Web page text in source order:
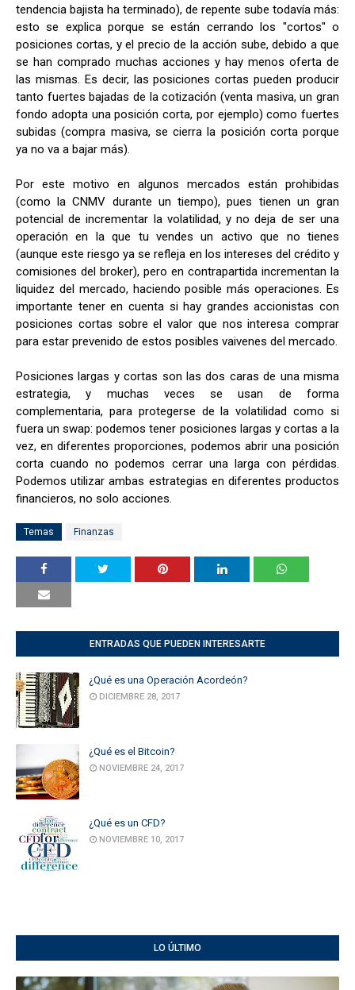
tendencia bajista ha terminado), de repente sube todavía más:
esto se explica porque se están cerrando los "cortos" o
posiciones cortas, y el precio de la acción sube, debido a que
se han comprado muchas acciones y hay menos oferta de
las mismas. Es decir, las posiciones cortas pueden producir
tanto fuertes bajadas de la cotización (venta masiva, un gran
fondo adopta una posición corta, por ejemplo) como fuertes
subidas (compra masiva, se cierra la posición corta porque
ya no va a bajar más).
Por este motivo en algunos mercados están prohibidas
(como la CNMV durante un tiempo), pues tienen un gran
potencial de incrementar la volatilidad, y no deja de ser una
operación en la que tu vendes un activo que no tienes
(aunque este riesgo ya se refleja en los intereses del crédito y
comisiones del broker), pero en contrapartida incrementan la
liquidez del mercado, haciendo posible más operaciones. Es
importante tener en cuenta si hay grandes accionistas con
posiciones cortas sobre el valor que nos interesa comprar
para estar prevenido de estos posibles vaivenes del mercado.
Posiciones largas y cortas son las dos caras de una misma
estrategia, y muchas veces se usan de forma
complementaria, para protegerse de la volatilidad como si
fuera un swap: podemos tener posiciones largas y cortas a la
vez, en diferentes proporciones, podemos abrir una posición
corta cuando no podemos cerrar una larga con pérdidas.
Podemos utilizar ambas estrategias en diferentes productos
financieros, no solo acciones.
Temas Finanzas
ENTRADAS QUE PUEDEN INTERESARTE
¿Qué es una Operación Acordeón?
DICIEMBRE 28, 2017
¿Qué es el Bitcoin?
NOVIEMBRE 24, 2017
¿Qué es un CFD?
NOVIEMBRE 10, 2017
LO ÚLTIMO